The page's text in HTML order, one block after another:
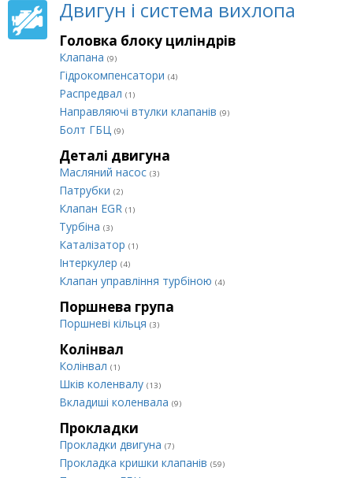
Двигун і система вихлопа
Головка блоку циліндрів
Клапана (9)
Гідрокомпенсатори (4)
Распредвал (1)
Направляючі втулки клапанів (9)
Болт ГБЦ (9)
Деталі двигуна
Масляний насос (3)
Патрубки (2)
Клапан EGR (1)
Турбіна (3)
Каталізатор (1)
Інтеркулер (4)
Клапан управління турбіною (4)
Поршнева група
Поршневі кільця (3)
Колінвал
Колінвал (1)
Шків коленвалу (13)
Вкладиші коленвала (9)
Прокладки
Прокладки двигуна (7)
Прокладка кришки клапанів (59)